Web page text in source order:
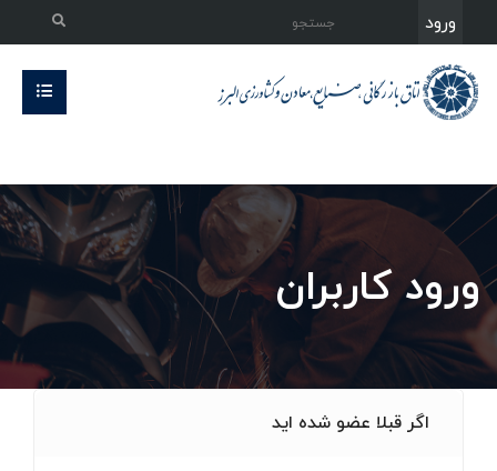
ورود
ورود کاربران
اگر قبلا عضو شده اید